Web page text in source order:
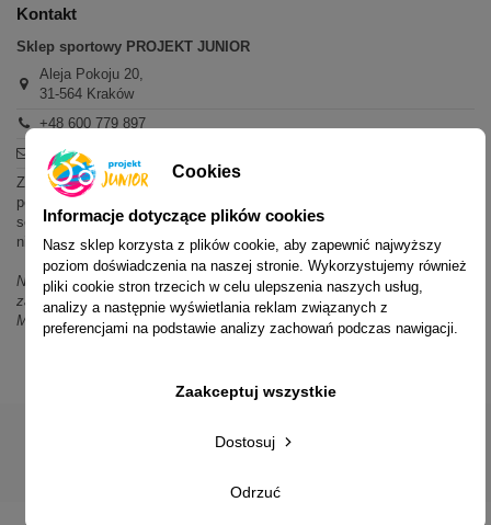
Kontakt
Sklep sportowy PROJEKT JUNIOR
Aleja Pokoju 20,
31-564 Kraków
+48 600 779 897
sklep@projektjunior.pl
Zapraszamy do sklepu stacjonarnego:
poniedziałek - piątek: 11.00-19.00
sobota: 10.00-14.00
niedziela (każda): nieczynne
Nie odpowiadamy na wiadomości SMS. W sprawach dotyczących
zamówień i oferty prosimy o kontakt mailowy, telefoniczny lub przez
Messenger.
Cookies
Informacje dotyczące plików cookies
Nasz sklep korzysta z plików cookie, aby zapewnić najwyższy
poziom doświadczenia na naszej stronie. Wykorzystujemy również
pliki cookie stron trzecich w celu ulepszenia naszych usług,
analizy a następnie wyświetlania reklam związanych z
preferencjami na podstawie analizy zachowań podczas nawigacji.
Odrzuć
Dostosuj
Zaakceptuj wszystkie